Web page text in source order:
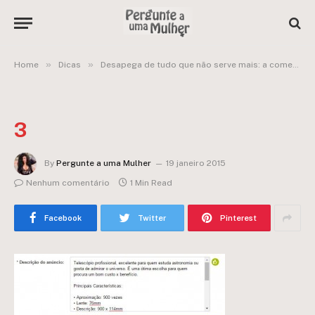
Home » Dicas » Desapega de tudo que não serve mais: a começar por objetos de casa!
3
By Pergunte a uma Mulher
19 janeiro 2015
Nenhum comentário
1 Min Read
Facebook Twitter Pinterest